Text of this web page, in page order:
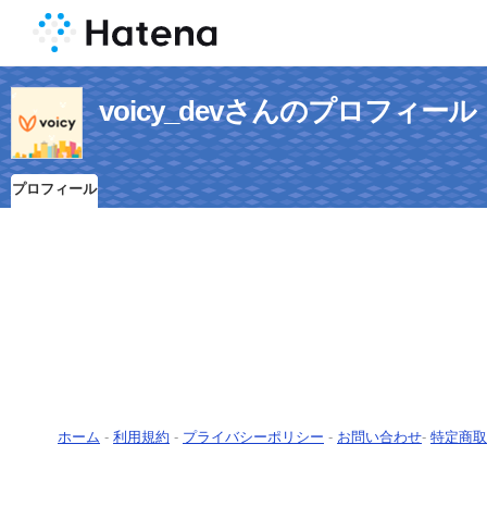
voicy_devさんのプロフィール
プロフィール
ホーム - 利用規約 - プライバシーポリシー - お問い合わせ- 特定商